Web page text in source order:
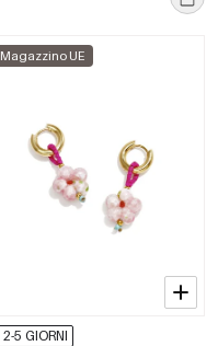
Magazzino UE
2-5 GIORNI